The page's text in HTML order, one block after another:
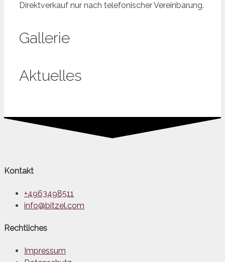
Direktverkauf nur nach telefonischer Vereinbarung.
Gallerie
Aktuelles
Kontakt
+4963498511
info@bitzel.com
Rechtliches
Impressum